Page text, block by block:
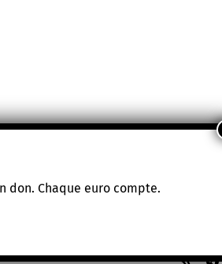
don. Chaque euro compte.